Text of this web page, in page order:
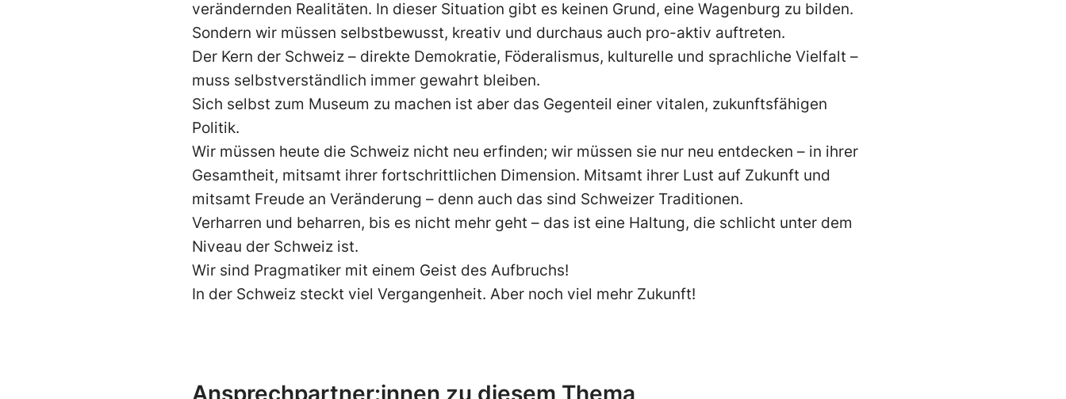
verändernden Realitäten. In dieser Situation gibt es keinen Grund, eine Wagenburg zu bilden.
Sondern wir müssen selbstbewusst, kreativ und durchaus auch pro-aktiv auftreten.
Der Kern der Schweiz – direkte Demokratie, Föderalismus, kulturelle und sprachliche Vielfalt –
muss selbstverständlich immer gewahrt bleiben.
Sich selbst zum Museum zu machen ist aber das Gegenteil einer vitalen, zukunftsfähigen
Politik.
Wir müssen heute die Schweiz nicht neu erfinden; wir müssen sie nur neu entdecken – in ihrer
Gesamtheit, mitsamt ihrer fortschrittlichen Dimension. Mitsamt ihrer Lust auf Zukunft und
mitsamt Freude an Veränderung – denn auch das sind Schweizer Traditionen.
Verharren und beharren, bis es nicht mehr geht – das ist eine Haltung, die schlicht unter dem
Niveau der Schweiz ist.
Wir sind Pragmatiker mit einem Geist des Aufbruchs!
In der Schweiz steckt viel Vergangenheit. Aber noch viel mehr Zukunft!
Ansprechpartner:innen zu diesem Thema